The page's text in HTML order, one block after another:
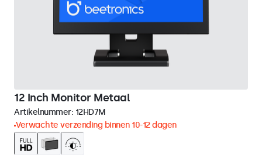
12 Inch Monitor Metaal
Artikelnummer: 12HD7M
Verwachte verzending binnen 10-12 dagen